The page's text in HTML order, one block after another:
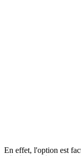
En effet, l'option est